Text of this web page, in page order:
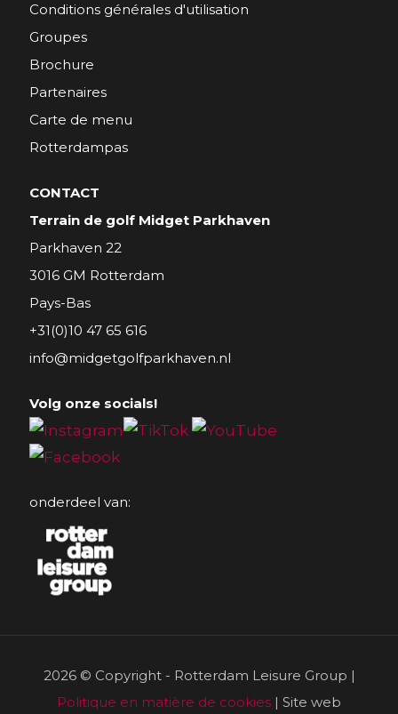
Conditions générales d'utilisation
Groupes
Brochure
Partenaires
Carte de menu
Rotterdampas
CONTACT
Terrain de golf Midget Parkhaven
Parkhaven 22
3016 GM Rotterdam
Pays-Bas
+31(0)10 47 65 616
info@midgetgolfparkhaven.nl
Volg onze socials!
onderdeel van:
2026 © Copyright - Rotterdam Leisure Group |
Politique en matière de cookies | Site web